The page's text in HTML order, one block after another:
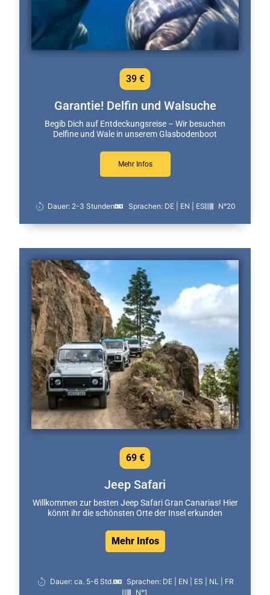
Garantie! Delfin und Walsuche
Begib Dich auf Entdeckungsreise – Wir besuchen
Delfine und Wale in unserem Glasbodenboot
Mehr Infos
39 €
Dauer: 2-3 Stunden Sprachen: DE | EN | ES N°20
Jeep Safari
Willkommen zur besten Jeep Safari Gran Canarias! Hier
könnt ihr die schönsten Orte der Insel erkunden
Mehr Infos
69 €
Dauer: ca. 5-6 Std.
Sprachen: DE | EN | ES | NL | FR
N°1